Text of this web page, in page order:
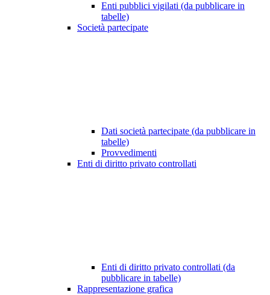
Enti pubblici vigilati (da pubblicare in
tabelle)
Società partecipate
Dati società partecipate (da pubblicare in
tabelle)
Provvedimenti
Enti di diritto privato controllati
Enti di diritto privato controllati (da
pubblicare in tabelle)
Rappresentazione grafica